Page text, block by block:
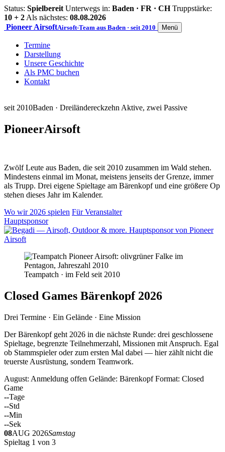
Status: Spielbereit Unterwegs in: Baden · FR · CH Truppstärke:
10 + 2 Als nächstes: 08.08.2026
Pioneer AirsoftAirsoft-Team aus Baden · seit 2010 Menü
Termine
Darstellung
Unsere Geschichte
Als PMC buchen
Kontakt
seit 2010Baden · Dreiländereckzehn Aktive, zwei Passive
PioneerAirsoft
Zwölf Leute aus Baden, die seit 2010 zusammen im Wald stehen.
Mindestens einmal im Monat, meistens jenseits der Grenze, immer
als Trupp. Drei eigene Spieltage am Bärenkopf und eine größere Op
stehen dieses Jahr im Kalender.
Wo wir 2026 spielen Für Veranstalter
Hauptsponsor
Teampatch · im Feld seit 2010
Closed Games Bärenkopf 2026
Drei Termine · Ein Gelände · Eine Mission
Der Bärenkopf geht 2026 in die nächste Runde: drei geschlossene
Spieltage, begrenzte Teilnehmerzahl, Missionen mit Anspruch. Egal
ob Stammspieler oder zum ersten Mal dabei — hier zählt nicht die
teuerste Ausrüstung, sondern Teamwork.
August: Anmeldung offen Gelände: Bärenkopf Format: Closed
Game
--Tage
--Std
--Min
--Sek
08AUG 2026Samstag
Spieltag 1 von 3